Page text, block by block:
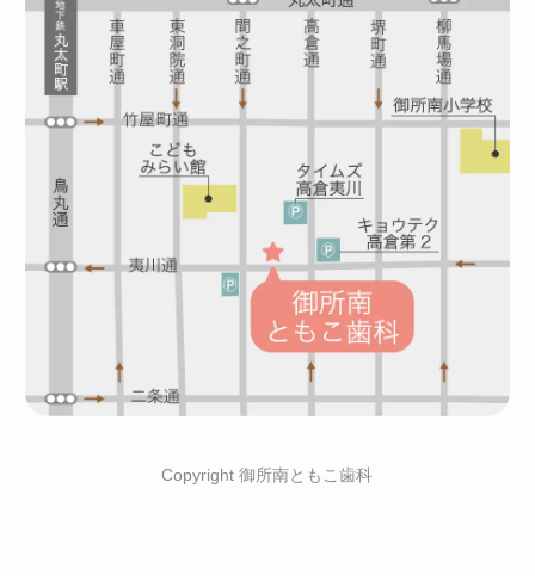
Copyright 御所南ともこ歯科